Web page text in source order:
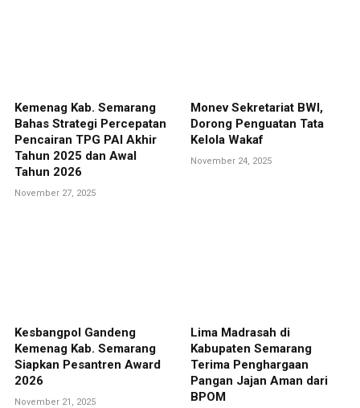
Kemenag Kab. Semarang
Bahas Strategi Percepatan
Pencairan TPG PAI Akhir
Tahun 2025 dan Awal
Tahun 2026
November 27, 2025
Monev Sekretariat BWI,
Dorong Penguatan Tata
Kelola Wakaf
November 24, 2025
Kesbangpol Gandeng
Kemenag Kab. Semarang
Siapkan Pesantren Award
2026
November 21, 2025
Lima Madrasah di
Kabupaten Semarang
Terima Penghargaan
Pangan Jajan Aman dari
BPOM